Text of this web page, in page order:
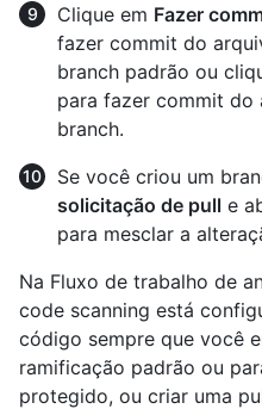
Clique em Fazer
fazer commit do
branch padrão ou
para fazer commit do
branch.
Se você criou um
solicitação de pull e
para mesclar a
Na Fluxo de trabalho de
code scanning está
código sempre que você
ramificação padrão ou
protegido, ou criar uma